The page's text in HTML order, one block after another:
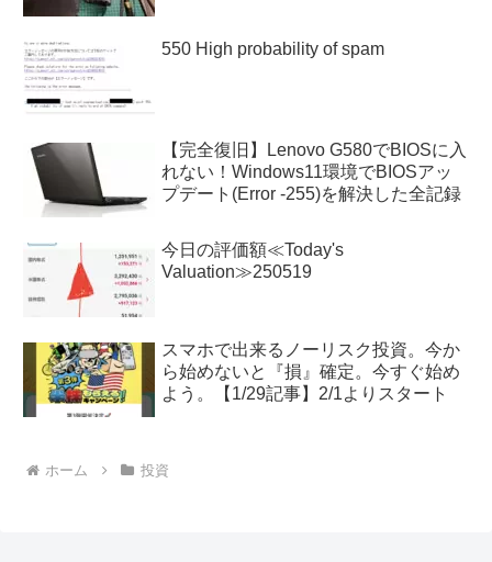
550 High probability of spam
【完全復旧】Lenovo G580でBIOSに入
れない！Windows11環境でBIOSアッ
プデート(Error -255)を解決した全記録
今日の評価額≪Today's
Valuation≫250519
スマホで出来るノーリスク投資。今か
ら始めないと『損』確定。今すぐ始め
よう。【1/29記事】2/1よりスタート
ホーム 投資